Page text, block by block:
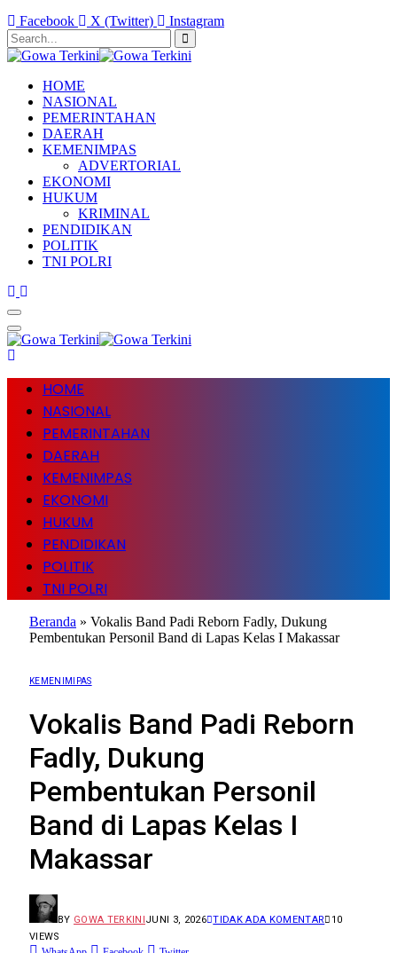
Facebook
X (Twitter) Instagram
HOME
NASIONAL
PEMERINTAHAN
DAERAH
KEMENIMPAS
ADVERTORIAL
EKONOMI
HUKUM
KRIMINAL
PENDIDIKAN
POLITIK
TNI POLRI
HOME
NASIONAL
PEMERINTAHAN
DAERAH
KEMENIMPAS
EKONOMI
HUKUM
PENDIDIKAN
POLITIK
TNI POLRI
Beranda » Vokalis Band Padi Reborn Fadly, Dukung
Pembentukan Personil Band di Lapas Kelas I Makassar
KEMENIMIPAS
Vokalis Band Padi Reborn
Fadly, Dukung
Pembentukan Personil
Band di Lapas Kelas I
Makassar
BY GOWA TERKINIJUNI 3, 2026 TIDAK ADA KOMENTAR
10
VIEWS